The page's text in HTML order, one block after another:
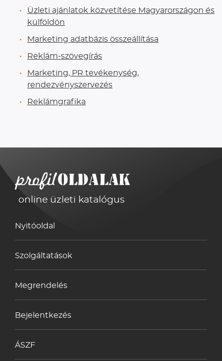
Üzleti ajánlatok közvetítése Magyarországon és
külföldön
Marketing adatbázis összeállítása
Reklám-szövegírás
Marketing, PR tevékenység,
rendezvényszervezés
Reklámgrafika
online üzleti katalógus
Nyitóoldal
Szolgáltatások
Megrendelés
Bejelentkezés
ÁSZF